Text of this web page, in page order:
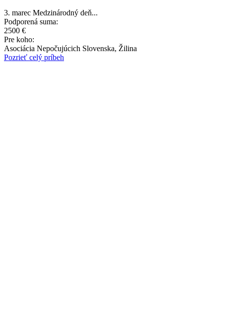
3. marec Medzinárodný deň...
Podporená suma:
2500 €
Pre koho:
Asociácia Nepočujúcich Slovenska, Žilina
Pozrieť celý príbeh